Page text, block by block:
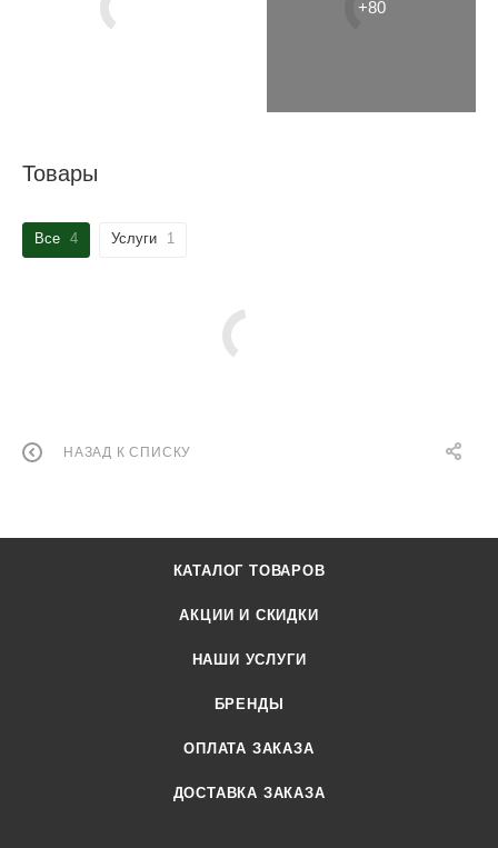
Товары
Все 4 Услуги 1
НАЗАД К СПИСКУ
КАТАЛОГ ТОВАРОВ
АКЦИИ И СКИДКИ
НАШИ УСЛУГИ
БРЕНДЫ
ОПЛАТА ЗАКАЗА
ДОСТАВКА ЗАКАЗА